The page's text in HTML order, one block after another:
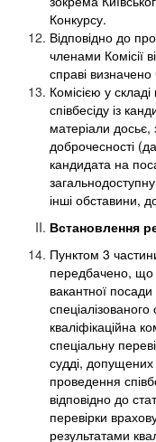
Конкурсу.
Відповідно до
членами Комісії
справі
Комісією у
співбесіду із
матеріали
доброчесності
кандидата на
інші обставини,
Встановлення
Пунктом 3
передбачено, що
вакантної
кваліфікаційна
спеціальну
судді,
проведення
відповідно до
перевірки
результатами